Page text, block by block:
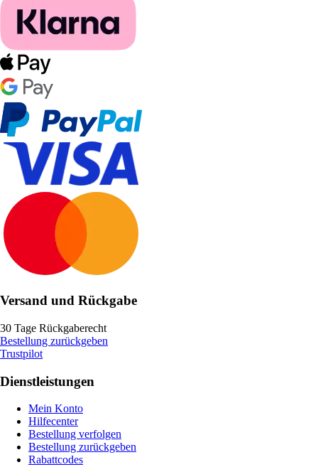
Versand und Rückgabe
30 Tage Rückgaberecht
Bestellung zurückgeben
Trustpilot
Dienstleistungen
Mein Konto
Hilfecenter
Bestellung verfolgen
Bestellung zurückgeben
Rabattcodes